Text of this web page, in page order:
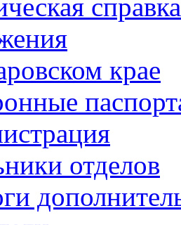
справка
крае
отделов